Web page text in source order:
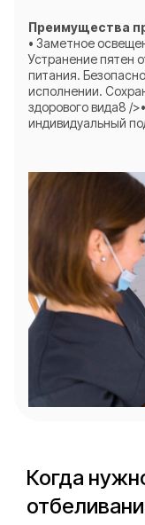
Преимущества
• Заметное
Устранение пятен
питания.
исполнении.
здорового вида8 /
индивидуальный
Когда